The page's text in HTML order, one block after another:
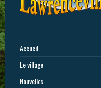
Accueil
Le village
Nouvelles